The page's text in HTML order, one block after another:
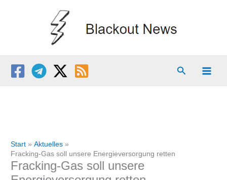
Suchen
Start
Aktuelles
Fracking-Gas soll unsere Energieversorgung retten
Fracking-Gas soll unsere